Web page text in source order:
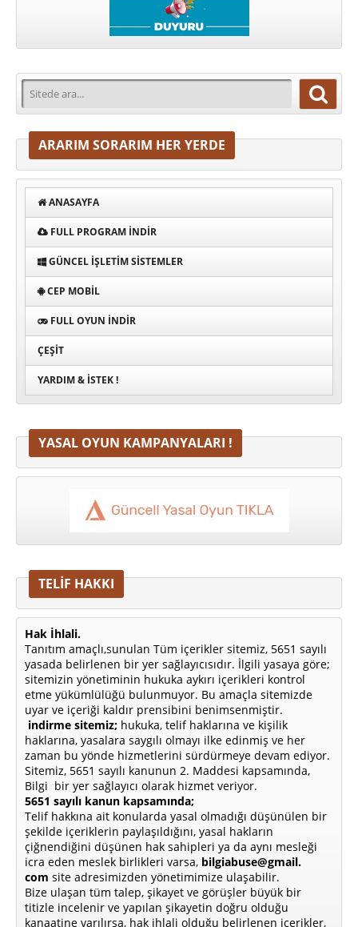
ARARIM SORARIM HER YERDE
ANASAYFA
FULL PROGRAM INDIR
GÜNCEL İŞLETIM SISTEMLER
CEP MOBIL
FULL OYUN İNDIR
ÇEŞIT
YARDIM & İSTEK !
YASAL OYUN KAMPANYALARI !
TELİF HAKKI
Hak İhlali.
Tanıtım amaçlı,sunulan Tüm içerikler sitemiz, 5651 sayılı
yasada belirlenen bir yer sağlayıcısıdır. İlgili yasaya göre;
sitemizin yönetiminin hukuka aykırı içerikleri kontrol
etme yükümlülüğü bulunmuyor. Bu amaçla sitemizde
uyar ve içeriği kaldır prensibini benimsenmiştir.
indirme sitemiz; hukuka, telif haklarına ve kişilik
haklarına, yasalara saygılı olmayı ilke edinmiş ve her
zaman bu yönde hizmetlerini sürdürmeye devam ediyor.
Sitemiz, 5651 sayılı kanunun 2. Maddesi kapsamında,
Bilgi bir yer sağlayıcı olarak hizmet veriyor.
5651 sayılı kanun kapsamında;
Telif hakkına ait konularda yasal olmadığı düşünülen bir
şekilde içeriklerin paylaşıldığını, yasal hakların
çiğnendiğini düşünen hak sahipleri ya da aynı mesleği
icra eden meslek birlikleri varsa, bilgiabuse@gmail.
com site adresimizden yönetimimize ulaşabilir.
Bize ulaşan tüm talep, şikayet ve görüşler büyük bir
titizle incelenir ve yapılan şikayetin doğru olduğu
kanaatine varılırsa, hak ihlali olduğu belirlenen içerikler,